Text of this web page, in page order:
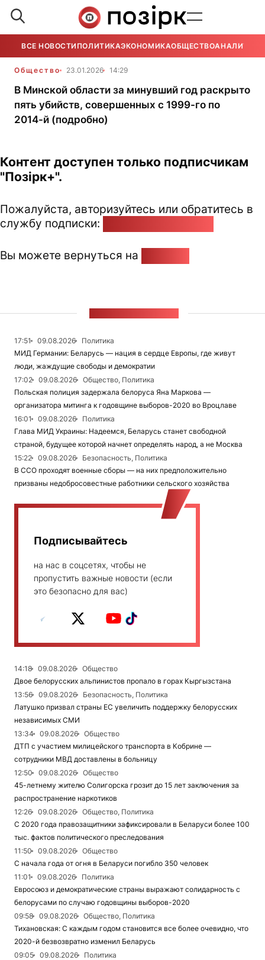
ВСЕ НОВОСТИ ПОЛИТИКАЭКОНОМИКАОБЩЕСТВОАНАЛИТИКА
Общество 23.01.2026 14:29
В Минской области за минувший год раскрыто
пять убийств, совершенных с 1999-го по
2014-й (подробно)
Контент доступен только подписчикам
"Позірк+".
Пожалуйста, авторизуйтесь или обратитесь в
службу подписки:
Вы можете вернуться на
17:51 09.08.2026
Политика
МИД Германии: Беларусь — нация в сердце Европы, где живут
люди, жаждущие свободы и демократии
17:02
09.08.2026
Общество, Политика
Польская полиция задержала белоруса Яна Маркова —
организатора митинга к годовщине выборов-2020 во Вроцлаве
16:01
09.08.2026
Политика
Глава МИД Украины: Надеемся, Беларусь станет свободной
страной, будущее которой начнет определять народ, а не Москва
15:22
09.08.2026
Безопасность, Политика
В ССО проходят военные сборы — на них предположительно
призваны недобросовестные работники сельского хозяйства
Подписывайтесь
на нас в соцсетях, чтобы не
пропустить важные новости (если
это безопасно для вас)
14:18 09.08.2026
Общество
Двое белорусских альпинистов пропало в горах Кыргызстана
13:56
09.08.2026
Безопасность, Политика
Латушко призвал страны ЕС увеличить поддержку белорусских
независимых СМИ
13:34
09.08.2026
Общество
ДТП с участием милицейского транспорта в Кобрине —
сотрудники МВД доставлены в больницу
12:50
09.08.2026
Общество
45-летнему жителю Солигорска грозит до 15 лет заключения за
распространение наркотиков
12:26
09.08.2026
Общество, Политика
С 2020 года правозащитники зафиксировали в Беларуси более 100
тыс. фактов политического преследования
11:50
09.08.2026
Общество
С начала года от огня в Беларуси погибло 350 человек
11:01
09.08.2026
Политика
Евросоюз и демократические страны выражают солидарность с
белорусами по случаю годовщины выборов-2020
09:58
09.08.2026
Общество, Политика
Тихановская: С каждым годом становится все более очевидно, что
2020-й безвозвратно изменил Беларусь
09:05
09.08.2026
Политика